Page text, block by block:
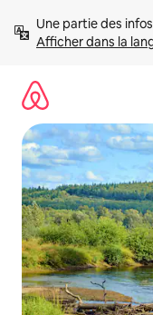
directement
Afficher dans la